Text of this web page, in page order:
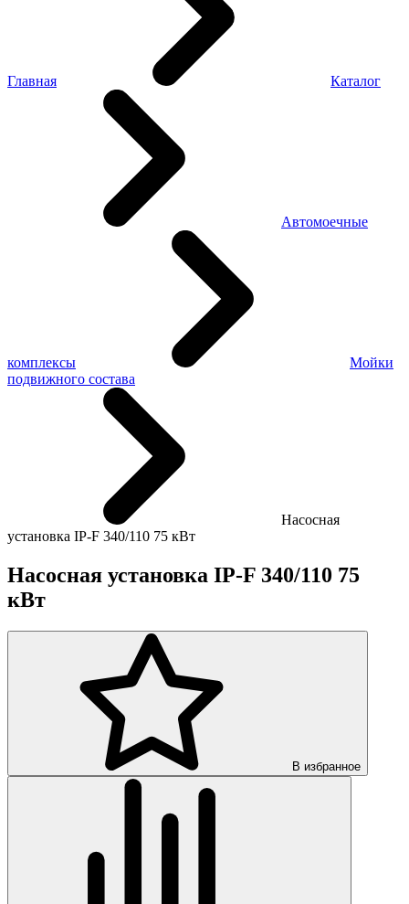
Главная Каталог
Автомоечные
комплексы
Мойки
подвижного состава
Насосная
установка IP-F 340/110 75 кВт
Насосная установка IP-F 340/110 75
кВт
В избранное